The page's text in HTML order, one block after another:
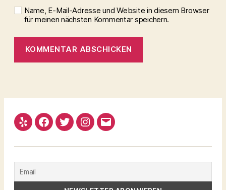
Name, E-Mail-Adresse und Website in diesem Browser
für meinen nächsten Kommentar speichern.
Yelp Facebook
TwitterInstagram
Email